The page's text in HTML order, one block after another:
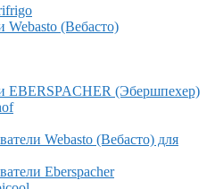
(Вебасто)
EBERSPACHER (Эбершпехер)
Webasto (Вебасто) для
Eberspacher